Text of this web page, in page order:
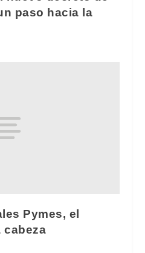
paso hacia la
Pymes, el
cabeza